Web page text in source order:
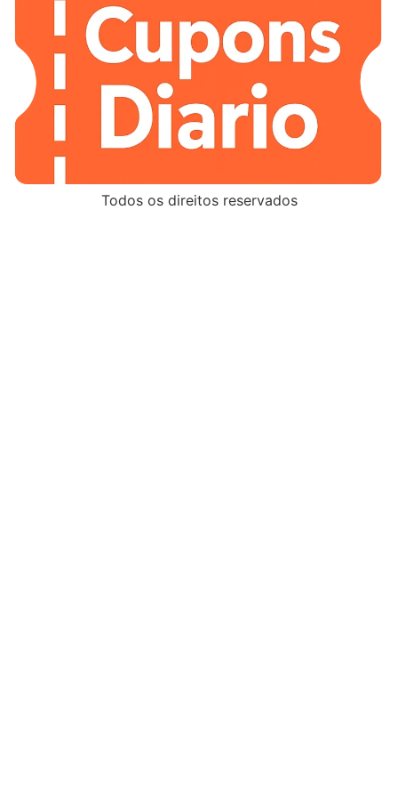
Todos os direitos reservados